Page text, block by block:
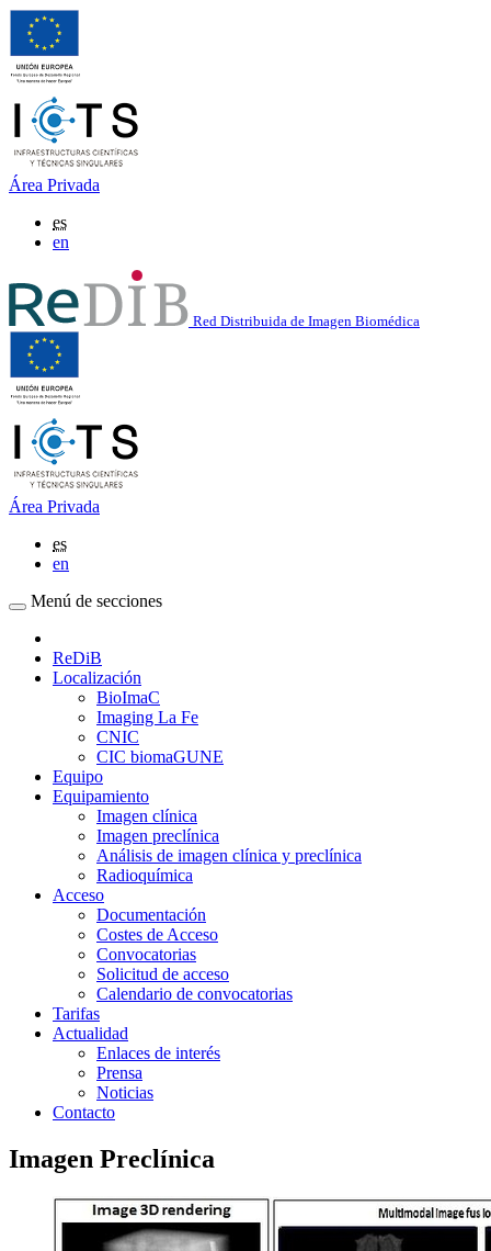
Área Privada
es
en
Red Distribuida de Imagen Biomédica
Área Privada
es
en
Menú de secciones
ReDiB
Localización
BioImaC
Imaging La Fe
CNIC
CIC biomaGUNE
Equipo
Equipamiento
Imagen clínica
Imagen preclínica
Análisis de imagen clínica y preclínica
Radioquímica
Acceso
Documentación
Costes de Acceso
Convocatorias
Solicitud de acceso
Calendario de convocatorias
Tarifas
Actualidad
Enlaces de interés
Prensa
Noticias
Contacto
Imagen Preclínica